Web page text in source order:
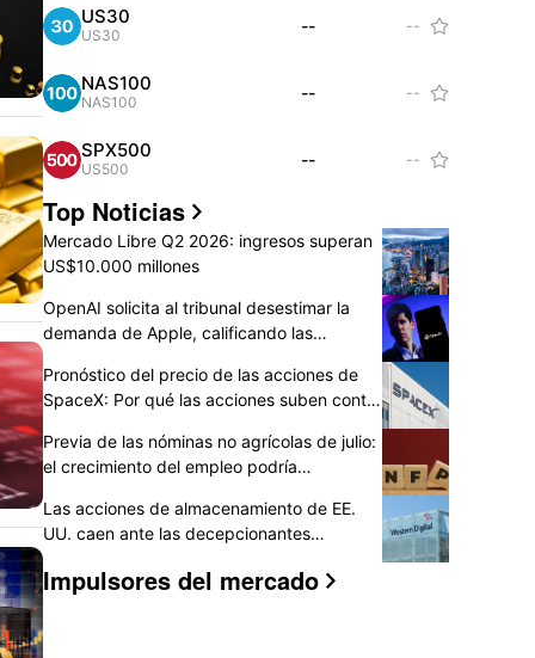
US30
US30 -- -- 
NAS100
NAS100 -- -- 
SPX500
US500 -- -- 
Top Noticias
Mercado Libre Q2 2026: ingresos superan
US$10.000 millones
OpenAI solicita al tribunal desestimar la
demanda de Apple, calificando las
Pronóstico del precio de las acciones de
SpaceX: Por qué las acciones suben contra
$100.000 millones mientras la
recuperación podría continuar
Previa de las nóminas no agrícolas de julio:
el crecimiento del empleo podría
acciones de EE. UU., el dólar y el oro?
Las acciones de almacenamiento de EE.
UU. caen ante las decepcionantes
Impulsores del mercado